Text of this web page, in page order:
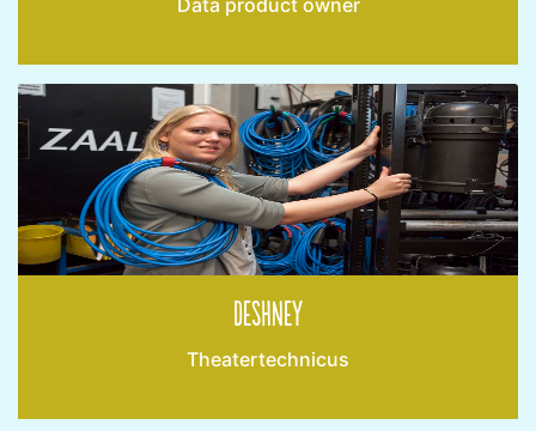
Data product owner
Deshney
Theatertechnicus